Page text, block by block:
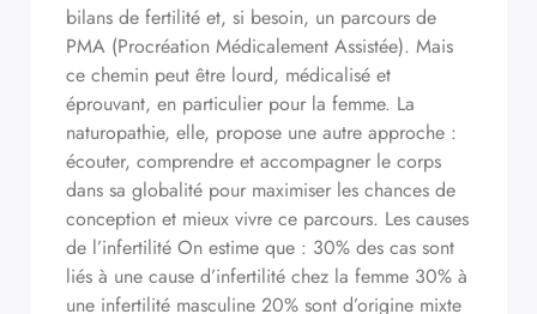
bilans de fertilité et, si besoin, un parcours de
PMA (Procréation Médicalement Assistée). Mais
ce chemin peut être lourd, médicalisé et
éprouvant, en particulier pour la femme. La
naturopathie, elle, propose une autre approche :
écouter, comprendre et accompagner le corps
dans sa globalité pour maximiser les chances de
conception et mieux vivre ce parcours. Les causes
de l’infertilité On estime que : 30% des cas sont
liés à une cause d’infertilité chez la femme 30% à
une infertilité masculine 20% sont d’origine mixte